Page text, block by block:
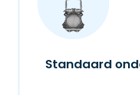
Standaard